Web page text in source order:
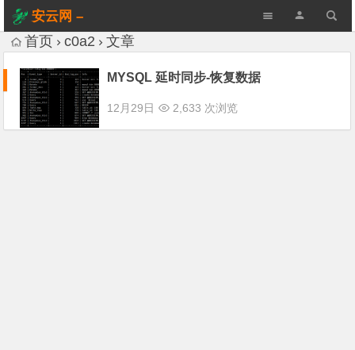
安云网 –
AnYun.ORG
首页 c0a2 文章
MYSQL 延时同步-恢复数据
12月29日 2,633 次浏览